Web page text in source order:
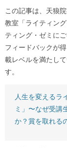
この記事は、天狼
教室「ライティン
ティング・ゼミに
フィードバックが
載レベルを満たし
す。
人生を変えるラ
ミ」〜なぜ受講
か？賞を取れる